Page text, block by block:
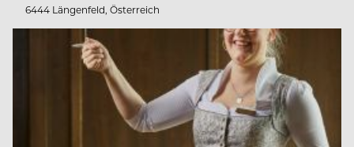
6444 Längenfeld, Österreich